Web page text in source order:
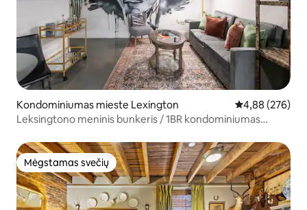
Kondominiumas mieste Lexington Vidutinis
4,88 (276)
Leksingtono meninis bunkeris / 1BR kondominiumas
Mėgstamas svečių
Mėgstamas svečių